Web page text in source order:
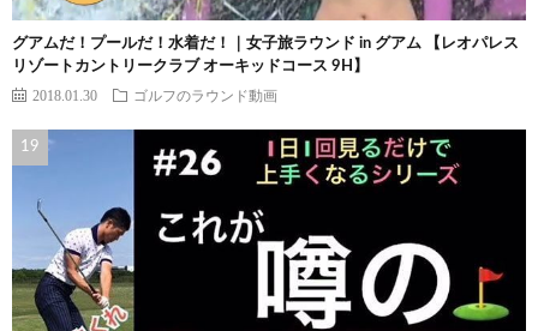
グアムだ！プールだ！水着だ！｜女子旅ラウンド in グアム 【レオパレス
リゾートカントリークラブ オーキッドコース 9H】
2018.01.30 ゴルフのラウンド動画